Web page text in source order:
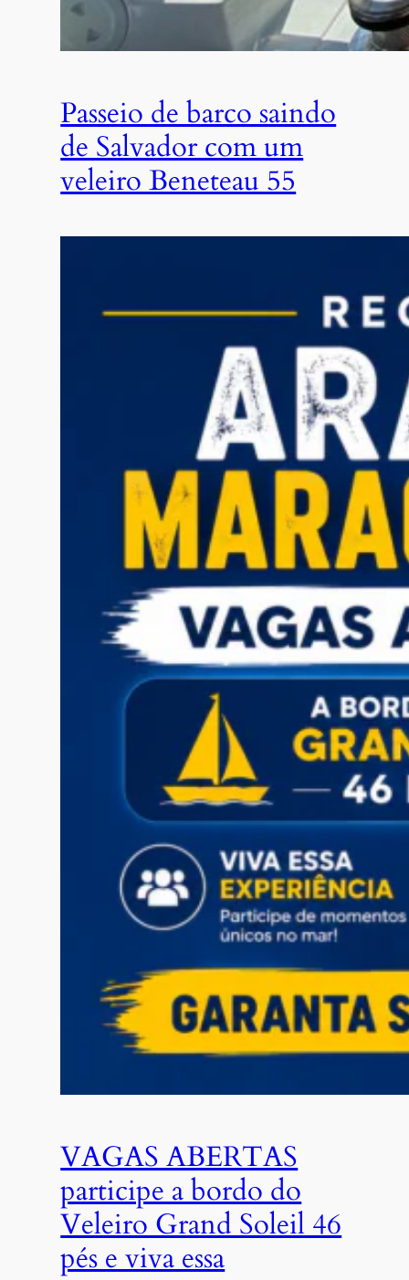
Passeio de barco saindo
de Salvador com um
veleiro Beneteau 55
VAGAS ABERTAS
participe a bordo do
Veleiro Grand Soleil 46
pés e viva essa